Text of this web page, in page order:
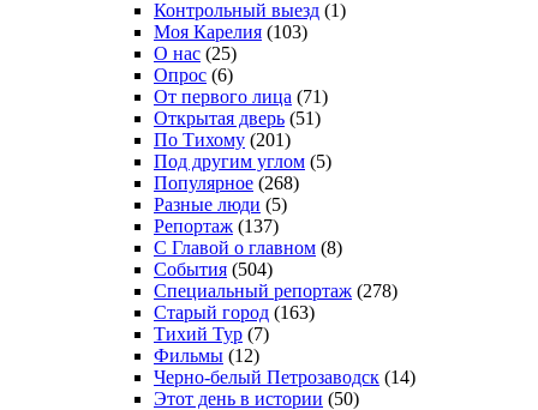
Контрольный выезд (1)
Моя Карелия (103)
О нас (25)
Опрос (6)
От первого лица (71)
Открытая дверь (51)
По Тихому (201)
Под другим углом (5)
Популярное (268)
Разные люди (5)
Репортаж (137)
С Главой о главном (8)
События (504)
Специальный репортаж (278)
Старый город (163)
Тихий Тур (7)
Фильмы (12)
Черно-белый Петрозаводск (14)
Этот день в истории (50)